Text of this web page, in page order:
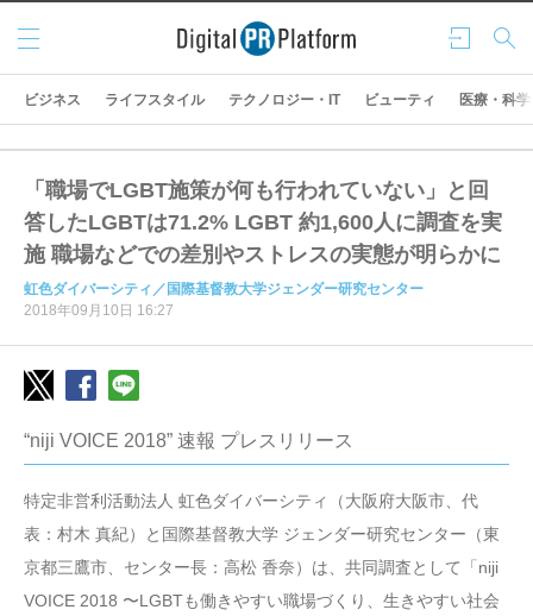
ログ
イン
検索
メニ
ュー
ビジネス ライフスタイル テクノロジー・IT ビューティ 医療・科学
「職場でLGBT施策が何も行われていない」と回
答したLGBTは71.2% LGBT 約1,600人に調査を実
施 職場などでの差別やストレスの実態が明らかに
虹色ダイバーシティ／国際基督教大学ジェンダー研究センター
2018年09月10日 16:27
“niji VOICE 2018” 速報 プレスリリース
特定非営利活動法人 虹色ダイバーシティ（大阪府大阪市、代
表：村木 真紀）と国際基督教大学 ジェンダー研究センター（東
京都三鷹市、センター長：高松 香奈）は、共同調査として「niji
VOICE 2018 〜LGBTも働きやすい職場づくり、生きやすい社会